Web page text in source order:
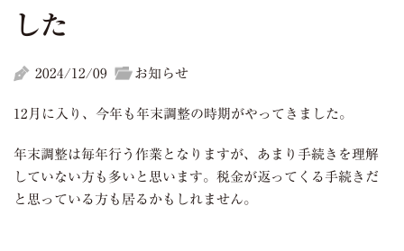
した
2024/12/09 お知らせ
12月に入り、今年も年末調整の時期がやってきました。
年末調整は毎年行う作業となりますが、あまり手続きを理解
していない方も多いと思います。税金が返ってくる手続きだ
と思っている方も居るかもしれません。